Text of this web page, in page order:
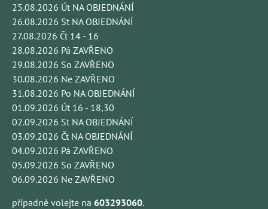
25.08.2026 Út NA OBJEDNÁNÍ
26.08.2026 St NA OBJEDNÁNÍ
27.08.2026 Čt 14 - 16
28.08.2026 Pá ZAVŘENO
29.08.2026 So ZAVŘENO
30.08.2026 Ne ZAVŘENO
31.08.2026 Po NA OBJEDNÁNÍ
01.09.2026 Út 16 - 18,30
02.09.2026 St NA OBJEDNÁNÍ
03.09.2026 Čt NA OBJEDNÁNÍ
04.09.2026 Pá ZAVŘENO
05.09.2026 So ZAVŘENO
06.09.2026 Ne ZAVŘENO
případně volejte na 603293060.